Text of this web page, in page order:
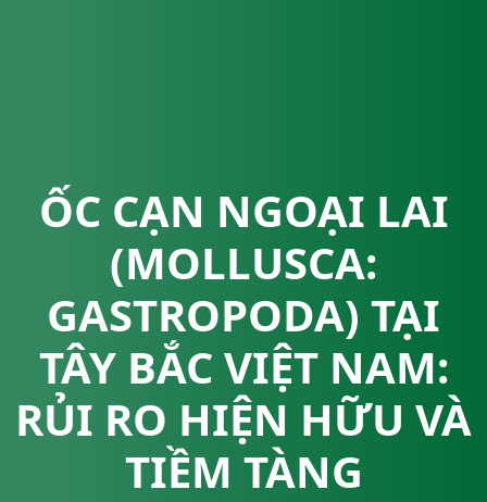
ỐC CẠN NGOẠI LAI
(MOLLUSCA:
GASTROPODA) TẠI
TÂY BẮC VIỆT NAM:
RỦI RO HIỆN HỮU VÀ
TIỀM TÀNG